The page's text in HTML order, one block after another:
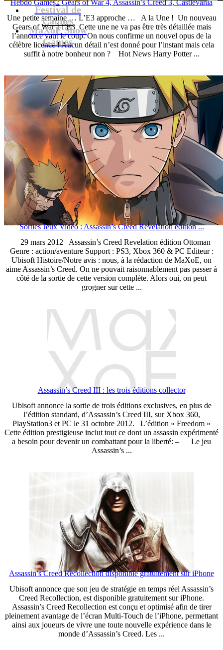
Festival de
Cannes
MaXoE Show
Games
Hebdo Games : Gears of War 4, Assassin’s Creed 3, Castlevania
Une petite semaine … L’E3 approche … A la Une ! Un nouveau
Gears of War à l’E3 Cette une ne va pas être très détaillée mais
l’annonce vaut le coup. On nous confirme un nouvel opus de la
célèbre licence ! Aucun détail n’est donné pour l’instant mais cela
suffit à notre bonheur non ? Hot News Harry Potter ...
Sorties Jeux Vidéo : Assassin’s Creed Revelation édition ...
29 mars 2012 Assassin’s Creed Revelation édition Ottoman
Genre : action/aventure Support : PS3, Xbox 360 & PC Editeur :
Ubisoft Histoire/Notre avis : nous, à la rédaction de MaXoE, on
aime Assassin’s Creed. On ne pouvait raisonnablement pas passer à
côté de la sortie de cette version complète. Alors oui, on peut
grogner sur cette ...
Assassin’s Creed III : les trois éditions collector
Ubisoft annonce la sortie de trois éditions exclusives, en plus de
l’édition standard, d’Assassin’s Creed III, sur Xbox 360,
PlayStation3 et PC le 31 octobre 2012. L’édition « Freedom »
Cette édition prestigieuse inclut tout ce dont un assassin expérimenté
a besoin pour devenir un combattant pour la liberté: – Le jeu
Assassin’s ...
Assassin’s Creed Recollection disponible gratuitement sur iPhone
Ubisoft annonce que son jeu de stratégie en temps réel Assassin’s
Creed Recollection, est disponible gratuitement sur iPhone.
Assassin’s Creed Recollection est conçu et optimisé afin de tirer
pleinement avantage de l’écran Multi-Touch de l’iPhone, permettant
ainsi aux joueurs de vivre une toute nouvelle expérience dans le
monde d’Assassin’s Creed. Les ...